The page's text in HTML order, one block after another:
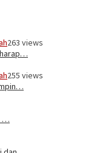
263 views
255 views
…